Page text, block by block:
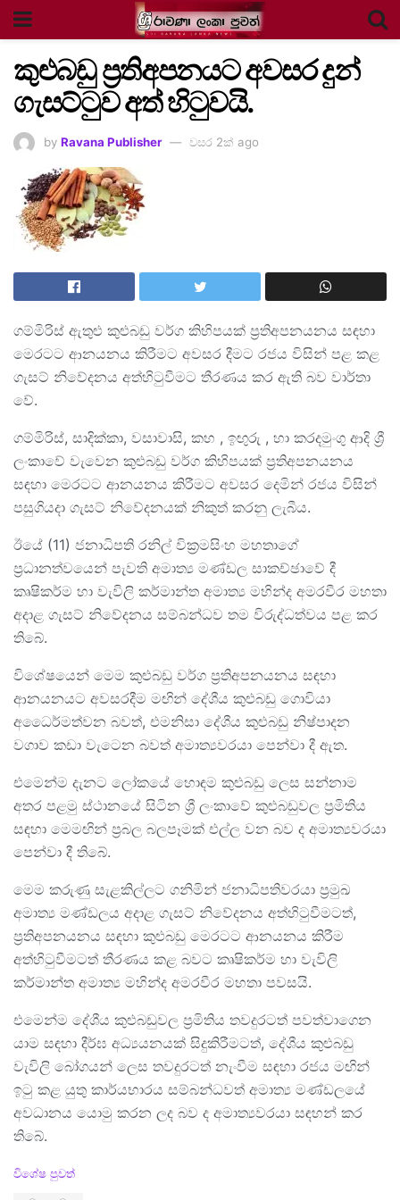
කුළුබඩු ප්‍රතිඅපනයට අවසර දුන්
ගැසට්ටුව අත් හිටුවයි.
by Ravana Publisher වසර 2ක් ago
ගම්මිරිස් ඇතුළු කුළුබඩු වර්ග කිහිපයක් ප්‍රතිඅපනයනය සඳහා
මෙරටට ආනයනය කිරීමට අවසර දීමට රජය විසින් පළ කළ
ගැසට් නිවේදනය අත්හිටුවීමට තීරණය කර ඇති බව වාර්තා
වේ.
ගම්මිරිස්, සාදික්කා, වසාවාසි, කහ , ඉඟුරු , හා කරදමුංගු ආදි ශ්‍රී
ලංකාවේ වැවෙන කුළුබඩු වර්ග කිහිපයක් ප්‍රතිඅපනයනය
සඳහා මෙරටට ආනයනය කිරීමට අවසර දෙමින් රජය විසින්
පසුගියදා ගැසට් නිවේදනයක් නිකුත් කරනු ලැබීය.
ඊයේ (11) ජනාධිපති රනිල් වික්‍රමසිංහ මහතාගේ
ප්‍රධානත්වයෙන් පැවති අමාත්‍ය මණ්ඩල සාකච්ඡාවේ දී
කෘෂිකර්ම හා වැවිලි කර්මාන්ත අමාත්‍ය මහින්ද අමරවීර මහතා
අදාළ ගැසට් නිවේදනය සම්බන්ධව තම විරුද්ධත්වය පළ කර
තිබේ.
විශේෂයෙන් මෙම කුළුබඩු වර්ග ප්‍රතිඅපනයනය සඳහා
ආනයනයට අවසරදීම මඟින් දේශීය කුළුබඩු ගොවියා
අධෛර්මත්වන බවත්, එමනිසා දේශීය කුළුබඩු නිෂ්පාදන
වගාව කඩා වැටෙන බවත් අමාත්‍යවරයා පෙන්වා දී ඇත.
එමෙන්ම දැනට ලෝකයේ හොඳම කුළුබඩු ලෙස සන්නාම
අතර පළමු ස්ථානයේ සිටින ශ්‍රී ලංකාවේ කුළුබඩුවල ප්‍රමිතිය
සඳහා මෙමඟින් ප්‍රබල බලපෑමක් එල්ල වන බව ද අමාත්‍යවරයා
පෙන්වා දී තිබේ.
මෙම කරුණු සැළකිල්ලට ගනිමින් ජනාධිපතිවරයා ප්‍රමුඛ
අමාත්‍ය මණ්ඩලය අදාළ ගැසට් නිවේදනය අත්හිටුවීමටත්,
ප්‍රතිඅපනයනය සඳහා කුළුබඩු මෙරටට ආනයනය කිරීම
අත්හිටුවීමටත් තීරණය කළ බවට කෘෂිකර්ම හා වැවිලි
කර්මාන්ත අමාත්‍ය මහින්ද අමරවීර මහතා පවසයි.
එමෙන්ම දේශීය කුළුබඩුවල ප්‍රමිතිය තවදුරටත් පවත්වාගෙන
යාම සඳහා දීර්ඝ අධ්‍යයනයක් සිදුකිරීමටත්, දේශීය කුළුබඩු
වැවිලි බෝගයන් ලෙස තවදුරටත් නැංවීම සඳහා රජය මඟින්
ඉටු කළ යුතු කාර්යභාරය සම්බන්ධවත් අමාත්‍ය මණ්ඩලයේ
අවධානය යොමු කරන ලද බව ද අමාත්‍යවරයා සඳහන් කර
තිබේ.
C
විශේෂ පුවත්